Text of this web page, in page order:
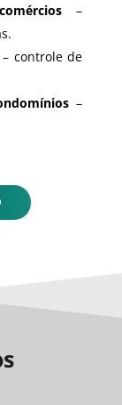
–
– controle de
–